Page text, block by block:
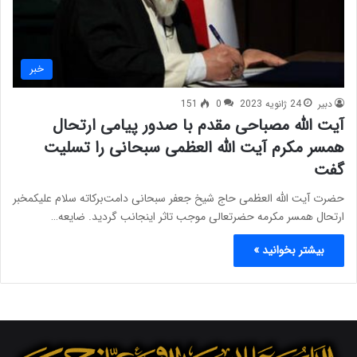
خبر
دبیر 24 ژانویه 2023 0
151
آیت الله مصباحی مقدم با صدور پیامی ارتحال
همسر مکرم آیت الله العظمی سبحانی را تسلیت
گفت
حضرت آیت الله العظمی حاج شیخ جعفر سبحانی دامت‌برکاته سلام علیکمخبر
ارتحال همسر مکرمه حضرتعالی موجب تاثر اینجانب گردید. ضایعه…
بیشتر بخوانید »